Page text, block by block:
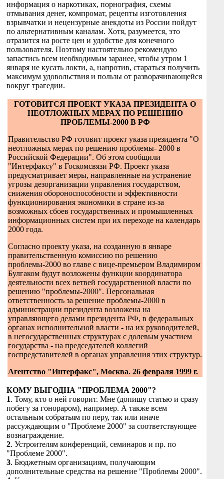
информация о наркотиках, порнография, схемы
отмывания денег, компромат, рецепты изготовления
взрывчатки и нецензурные анекдоты из России пойдут
по альтернативным каналам. Хотя, разумеется, это
отразится на росте цен и удобстве для конечного
пользователя. Поэтому настоятельно рекомендую
запастись всем необходимым заранее, чтобы утром 1
января не кусать локти, а, напротив, стараться получить
максимум удовольствия и пользы от разворачивающейся
вокруг трагедии.
ГОТОВИТСЯ ПРОЕКТ УКАЗА ПРЕЗИДЕНТА О
НЕОТЛОЖНЫХ МЕРАХ ПО РЕШЕНИЮ
ПРОБЛЕМЫ-2000 В РФ
Правительство РФ готовит проект указа президента "О
неотложных мерах по решению проблемы- 2000 в
Российской Федерации". Об этом сообщили
"Интерфаксу" в Госкомсвязи РФ. Проект указа
предусматривает меры, направленные на устранение
угрозы дезорганизации управления государством,
снижения обороноспособности и эффективности
функционирования экономики в стране из-за
возможных сбоев государственных и промышленных
информационных систем при их переходе на календарь
2000 года.
Согласно проекту указа, на созданную в январе
правительственную комиссию по решению
проблемы-2000 во главе с вице-премьером Владимиром
Булгаком будут возложены функции координатора
деятельности всех ветвей государственной власти по
решению "проблемы-2000". Персональная
ответственность за решение проблемы-2000 в
администрации президента возложена на
управляющего делами президента РФ, в федеральных
органах исполнительной власти - на их руководителей,
в негосударственных структурах с долевым участием
государства - на председателей коллегий
госпредставителей в органах управления этих структур.
Агентство "Интерфакс", Москва. 26 февраля 1999 г.
КОМУ ВЫГОДНА "ПРОБЛЕМА 2000"?
1. Тому, кто о ней говорит. Мне (допишу статью и сразу
побегу за гонораром), например. А также всем
остальным собратьям по перу, так или иначе
рассуждающим о "Проблеме 2000" за соответствующее
вознаграждение.
2. Устроителям конференций, семинаров и пр. по
"Проблеме 2000".
3. Бюджетным организациям, получающим
дополнительные средства на решение "Проблемы 2000".